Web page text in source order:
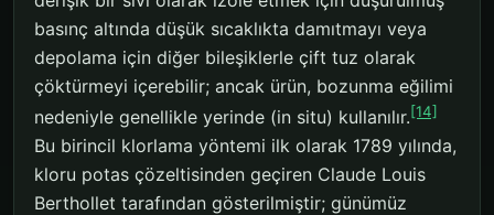
basınç altında düşük sıcaklıkta damıtmayı veya
depolama için diğer bileşiklerle çift tuz olarak
çöktürmeyi içerebilir; ancak ürün, bozunma eğilimi
nedeniyle genellikle yerinde (in situ) kullanılır.[14]
Bu birincil klorlama yöntemi ilk olarak 1789 yılında,
kloru potas çözeltisinden geçiren Claude Louis
Berthollet tarafından gösterilmiştir; günümüz